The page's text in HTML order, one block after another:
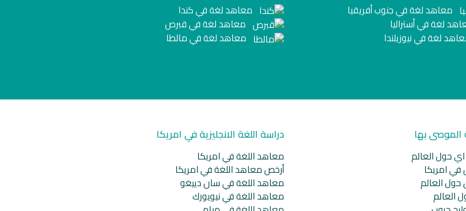
معاهد لغة في جنوب أفريقيا
لغة في أستراليا
لغة في نيوزيلندا
معاهد لغة في كندا
معاهد لغة في قبرص
معاهد لغة في مالطا
الموصى بها
حول العالم
في امريكا
العالم
دراسة اللغة الانجليزية في امريكا
معاهد اللغة في امريكا
أرخص معاهد اللغة في امريكا
معاهد اللغة في سان دييغو
معاهد اللغة في نيويورك